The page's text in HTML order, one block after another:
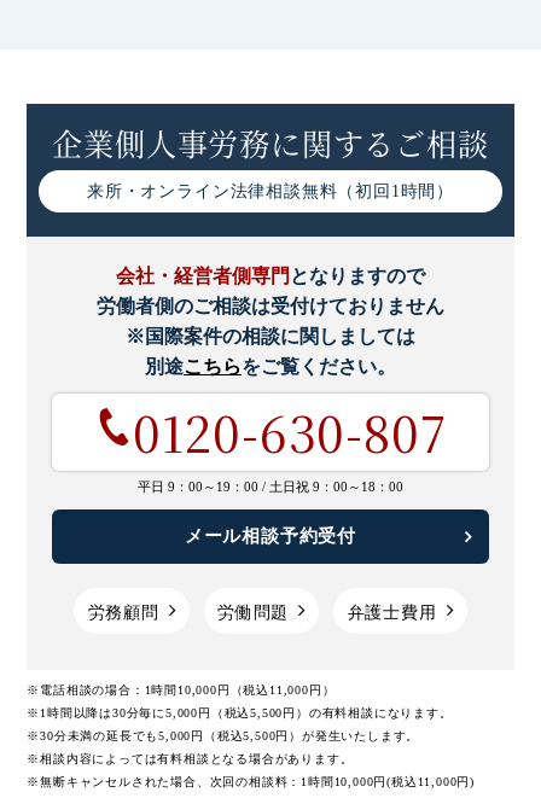
企業側人事労務に関するご相談
来所・オンライン法律相談無料（初回1時間）
会社・経営者側専門 となりますので
労働者側のご相談は受付けておりません
※国際案件の相談に関しましては
別途こちらをご覧ください。
0120-630-807
平日 9：00～19：00 / 土日祝 9：00～18：00
メール相談予約受付
労務顧問 労働問題 弁護士費用
※電話相談の場合：1時間10,000円（税込11,000円）
※1時間以降は30分毎に5,000円（税込5,500円）の有料相談になります。
※30分未満の延長でも5,000円（税込5,500円）が発生いたします。
※相談内容によっては有料相談となる場合があります。
※無断キャンセルされた場合、次回の相談料：1時間10,000円(税込11,000円)